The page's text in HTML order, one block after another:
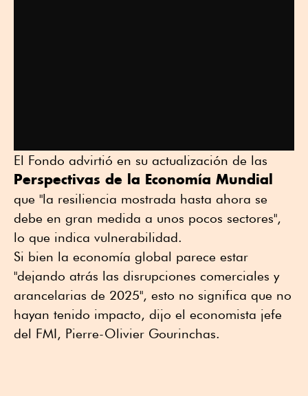
El Fondo advirtió en su actualización de las
Perspectivas de la Economía Mundial
que "la resiliencia mostrada hasta ahora se
debe en gran medida a unos pocos sectores",
lo que indica vulnerabilidad.
Si bien la economía global parece estar
"dejando atrás las disrupciones comerciales y
arancelarias de 2025", esto no significa que no
hayan tenido impacto, dijo el economista jefe
del FMI, Pierre-Olivier Gourinchas.